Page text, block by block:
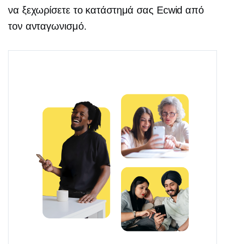
να ξεχωρίσετε το κατάστημά σας Ecwid από
τον ανταγωνισμό.